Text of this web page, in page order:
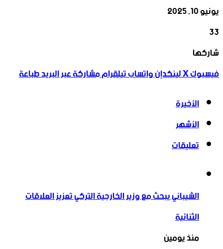
يونيو 10, 2025
33
فيسبوك
‫X
لينكدإن
واتساب
تيلقرام
شاركها
فيسبوك‫Xلينكدإنواتسابتيلقراممشاركة عبر البريدطباعة
الأخيرة
الأشهر
تعليقات
الشيباني يبحث مع وزير الخارجية التركي تعزيز العلاقات
الثنائية
منذ يومين